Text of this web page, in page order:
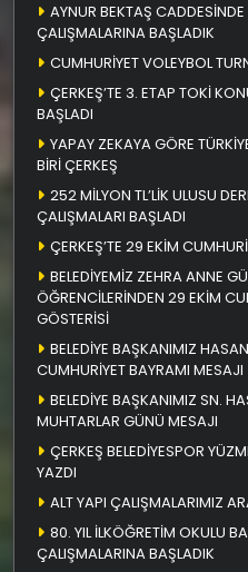
AYNUR BEKTAŞ
ÇALIŞMALARINA BAŞLADIK
CUMHURİYET VOLEYBOL
ÇERKEŞ’TE 3. ETAP TOKİ
BAŞLADI
YAPAY ZEKAYA GÖRE
BİRİ ÇERKEŞ
252 MİLYON TL’LİK ULUSU
ÇALIŞMALARI BAŞLADI
ÇERKEŞ’TE 29 EKİM
BELEDİYEMİZ ZEHRA ANNE
ÖĞRENCİLERİNDEN 29 EKİM
GÖSTERİSİ
BELEDİYE BAŞKANIMIZ
CUMHURİYET BAYRAMI MESAJI
BELEDİYE BAŞKANIMIZ SN.
MUHTARLAR GÜNÜ MESAJI
ÇERKEŞ BELEDİYESPOR
YAZDI
ALT YAPI ÇALIŞMALARIMIZ
80. YIL İLKÖĞRETİM OKULU
ÇALIŞMALARINA BAŞLADIK